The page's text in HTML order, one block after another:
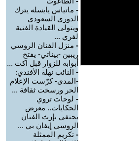
- ماتياس يايسله يترك
الدوري السعودي
ويتولى القيادة الفنية
لفري ...
- منزل الفنان الروسي
ريبين -بيناتي- يفتح
أبوابه للزوار قبل اكت ...
- النائب نهلة الأفندي:
-المدى- كرّست الإعلام
الحر ورسخت ثقافة ...
- لوحات تروي
الحكايات.. معرض
يحتفي بإرث الفنان
الروسي إيفان بي ...
- تكريم الممثلة